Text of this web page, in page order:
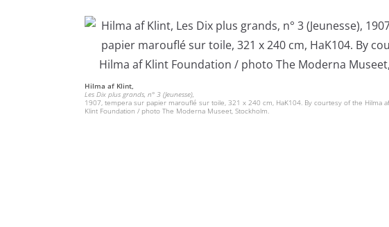
Hilma af Klint,
Les Dix plus grands, n° 3 (Jeunesse),
1907, tempera sur papier marouflé sur toile, 321 x 240 cm, HaK104. By courtesy of the Hilma af
Klint Foundation / photo The Moderna Museet, Stockholm.